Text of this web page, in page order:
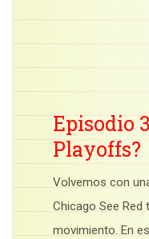
Episodio
Playoffs?
Volvemos con
Chicago See
movimiento. En